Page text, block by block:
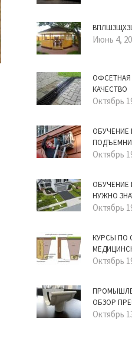
Июнь 4,
ОФСЕТНАЯ
КАЧЕСТВО
Октябрь
ОБУЧЕНИЕ
Октябрь
ОБУЧЕНИЕ
НУЖНО
Октябрь
КУРСЫ ПО
Октябрь
ОБЗОР
Октябрь